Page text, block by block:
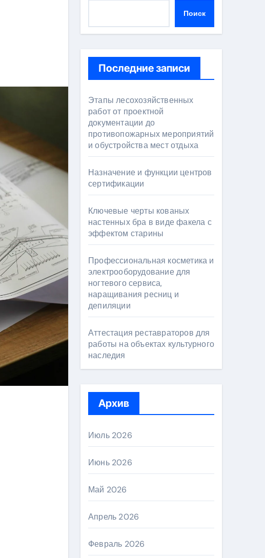
Поиск
Последние записи
Этапы лесохозяйственных
работ от проектной
документации до
противопожарных мероприятий
и обустройства мест отдыха
Назначение и функции центров
сертификации
Ключевые черты кованых
настенных бра в виде факела с
эффектом старины
Профессиональная косметика и
электрооборудование для
ногтевого сервиса,
наращивания ресниц и
депиляции
Аттестация реставраторов для
работы на объектах культурного
наследия
Архив
Июль 2026
Июнь 2026
Май 2026
Апрель 2026
Февраль 2026